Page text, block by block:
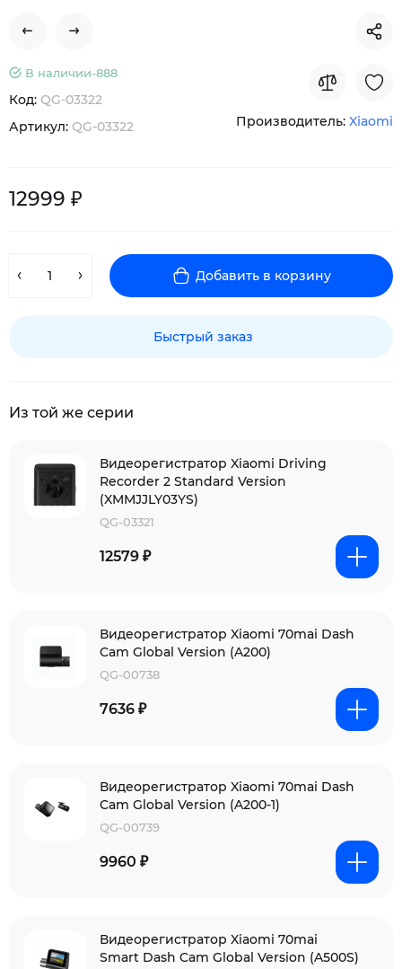
В наличии-888
Код: QG-03322
Артикул: QG-03322 Производитель: Xiaomi
12999 ₽
Добавить в корзину
Быстрый заказ
Из той же серии
Видеорегистратор Xiaomi Driving
Recorder 2 Standard Version
(XMMJJLY03YS)
QG-03321
12579 ₽
Видеорегистратор Xiaomi 70mai Dash
Cam Global Version (A200)
QG-00738
7636 ₽
Видеорегистратор Xiaomi 70mai Dash
Cam Global Version (A200-1)
QG-00739
9960 ₽
Видеорегистратор Xiaomi 70mai
Smart Dash Cam Global Version (A500S)